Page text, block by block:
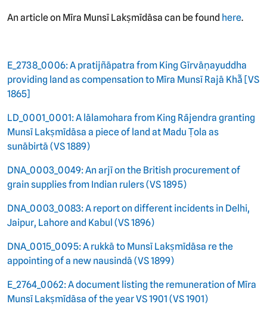
An article on Mīra Munsī Lakṣmīdāsa can be found here.
E_2738_0006: A pratijñāpatra from King Gīrvāṇayuddha
providing land as compensation to Mīra Munsī Rajā Khā̃ [VS
1865]
LD_0001_0001: A lālamohara from King Rājendra granting
Munsī Lakṣmīdāsa a piece of land at Madu Ṭola as
sunābirtā (VS 1889)
DNA_0003_0049: An arjī on the British procurement of
grain supplies from Indian rulers (VS 1895)
DNA_0003_0083: A report on different incidents in Delhi,
Jaipur, Lahore and Kabul (VS 1896)
DNA_0015_0095: A rukkā to Munsī Lakṣmīdāsa re the
appointing of a new nausindā (VS 1899)
E_2764_0062: A document listing the remuneration of Mīra
Munsī Lakṣmīdāsa of the year VS 1901 (VS 1901)